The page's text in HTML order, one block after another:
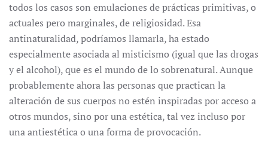
todos los casos son emulaciones de prácticas primitivas, o
actuales pero marginales, de religiosidad. Esa
antinaturalidad, podríamos llamarla, ha estado
especialmente asociada al misticismo (igual que las drogas
y el alcohol), que es el mundo de lo sobrenatural. Aunque
probablemente ahora las personas que practican la
alteración de sus cuerpos no estén inspiradas por acceso a
otros mundos, sino por una estética, tal vez incluso por
una antiestética o una forma de provocación.